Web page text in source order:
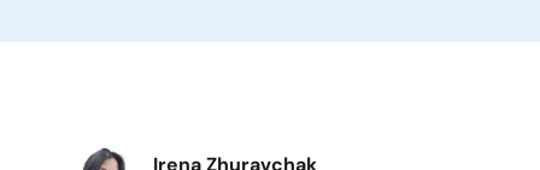
Irena Zhuravchak